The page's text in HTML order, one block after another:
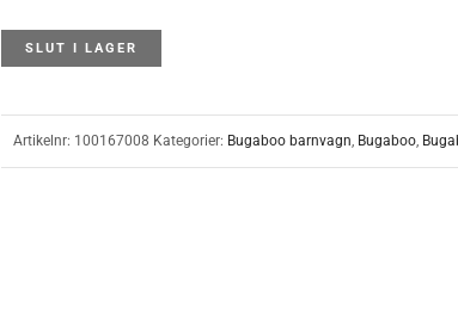
SLUT I LAGER
Artikelnr: 100167008 Kategorier: Bugaboo barnvagn, Bugaboo,